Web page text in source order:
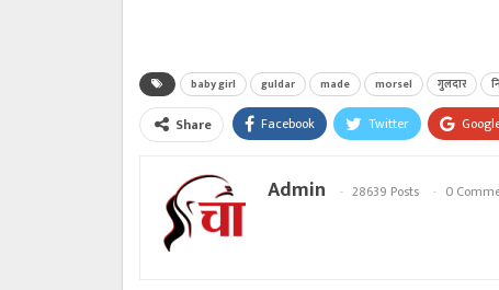
baby girl guldar made morsel गुलदार
Share Facebook Twitter
Admin 28639 Posts 0